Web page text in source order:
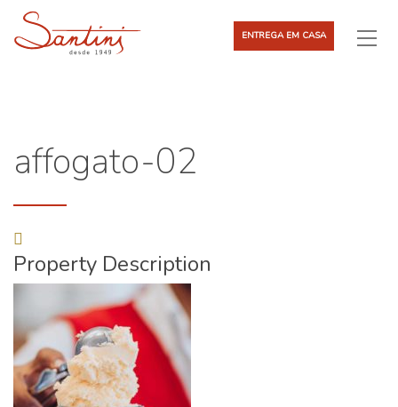
ENTREGA EM CASA
affogato-02
Property Description